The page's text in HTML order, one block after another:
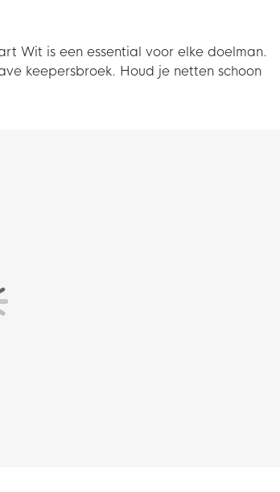
Wit is een essential voor elke doelman.
keepersbroek. Houd je netten schoon